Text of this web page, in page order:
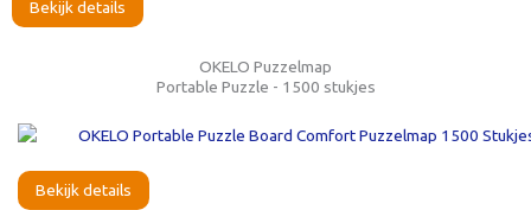
Bekijk details
OKELO Puzzelmap
Portable Puzzle - 1500 stukjes
Bekijk details